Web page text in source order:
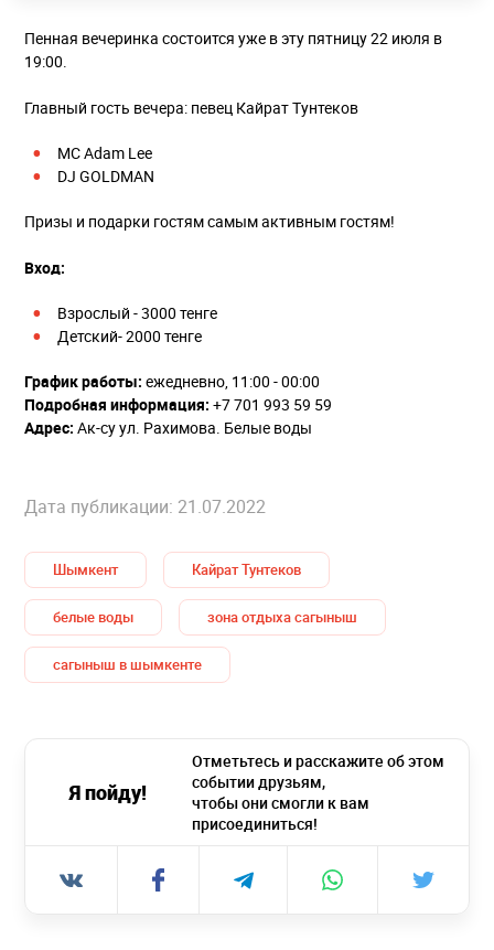
Пенная вечеринка состоится уже в эту пятницу 22 июля в
19:00.
Главный гость вечера: певец Кайрат Тунтеков
MC Adam Lee
DJ GOLDMAN
Призы и подарки гостям самым активным гостям!
Вход:
Взрослый - 3000 тенге
Детский- 2000 тенге
График работы: ежедневно, 11:00 - 00:00
Подробная информация: +7 701 993 59 59
Адрес: Ак-су ул. Рахимова. Белые воды
Дата публикации: 21.07.2022
Шымкент Кайрат Тунтеков
белые воды зона отдыха сагыныш
сагыныш в шымкенте
Я пойду!
Отметьтесь и расскажите об этом
событии друзьям,
чтобы они смогли к вам
присоединиться!